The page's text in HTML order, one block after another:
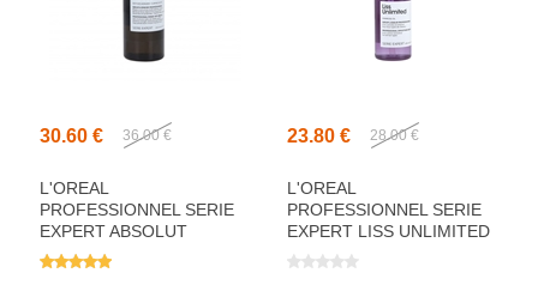
30.60 € 36.00 €
L'OREAL
PROFESSIONNEL SERIE
EXPERT ABSOLUT
REPAIR MOLECULAR
SERUM 250ML
23.80 € 28.00 €
L'OREAL
PROFESSIONNEL SERIE
EXPERT LISS UNLIMITED
SMOOTHER SERUM